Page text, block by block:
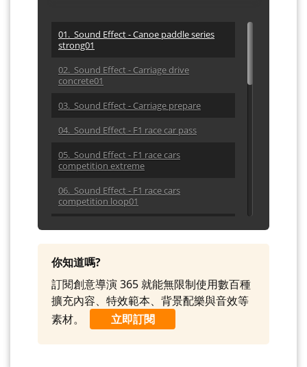
01. Sound Effect - Canoe paddle series
strong01
02. Sound Effect - Carriage drive
concrete01
03. Sound Effect - Carriage prepare
04. Sound Effect - F1 race car pass
05. Sound Effect - F1 race cars
competition extreme
06. Sound Effect - F1 race cars
competition loop01
10. Sound Effect - Jet Tarmac Loop
11. Sound Effect - Minitractor Drive
你知道嗎?
訂閱創意導演 365 就能無限制使用數百種
擴充內容、特效範本、背景配樂與音效等
素材。
立即訂閱